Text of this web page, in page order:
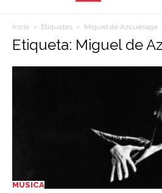
Historia
Inicio Etiquetas Miguel de Azcuénaga
Etiqueta: Miguel de
MÚSICA